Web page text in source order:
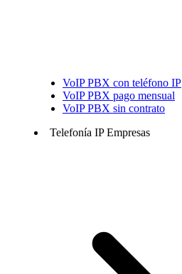
VoIP PBX con teléfono IP
VoIP PBX pago mensual
VoIP PBX sin contrato
Telefonía IP Empresas